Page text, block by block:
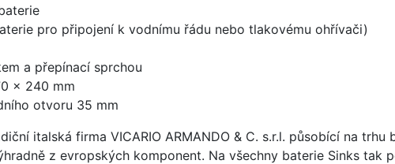
pro připojení k vodnímu řádu nebo tlakovému ohřívači)
a přepínací sprchou
x 240 mm
otvoru 35 mm
italská firma VICARIO ARMANDO & C. s.r.l. působící na
z evropských komponent. Na všechny baterie Sinks tak